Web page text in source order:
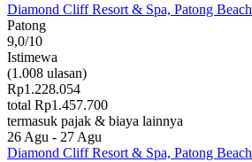
Diamond Cliff Resort & Spa, Patong Beach
Patong
9,0/10
Istimewa
(1.008 ulasan)
Rp1.228.054
total Rp1.457.700
termasuk pajak & biaya lainnya
26 Agu - 27 Agu
Diamond Cliff Resort & Spa, Patong Beach